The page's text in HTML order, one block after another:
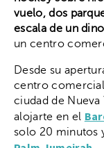
vuelo, dos
escala de un
un centro
Desde su
centro
ciudad de Nueva
alojarte en el
solo 20 minutos